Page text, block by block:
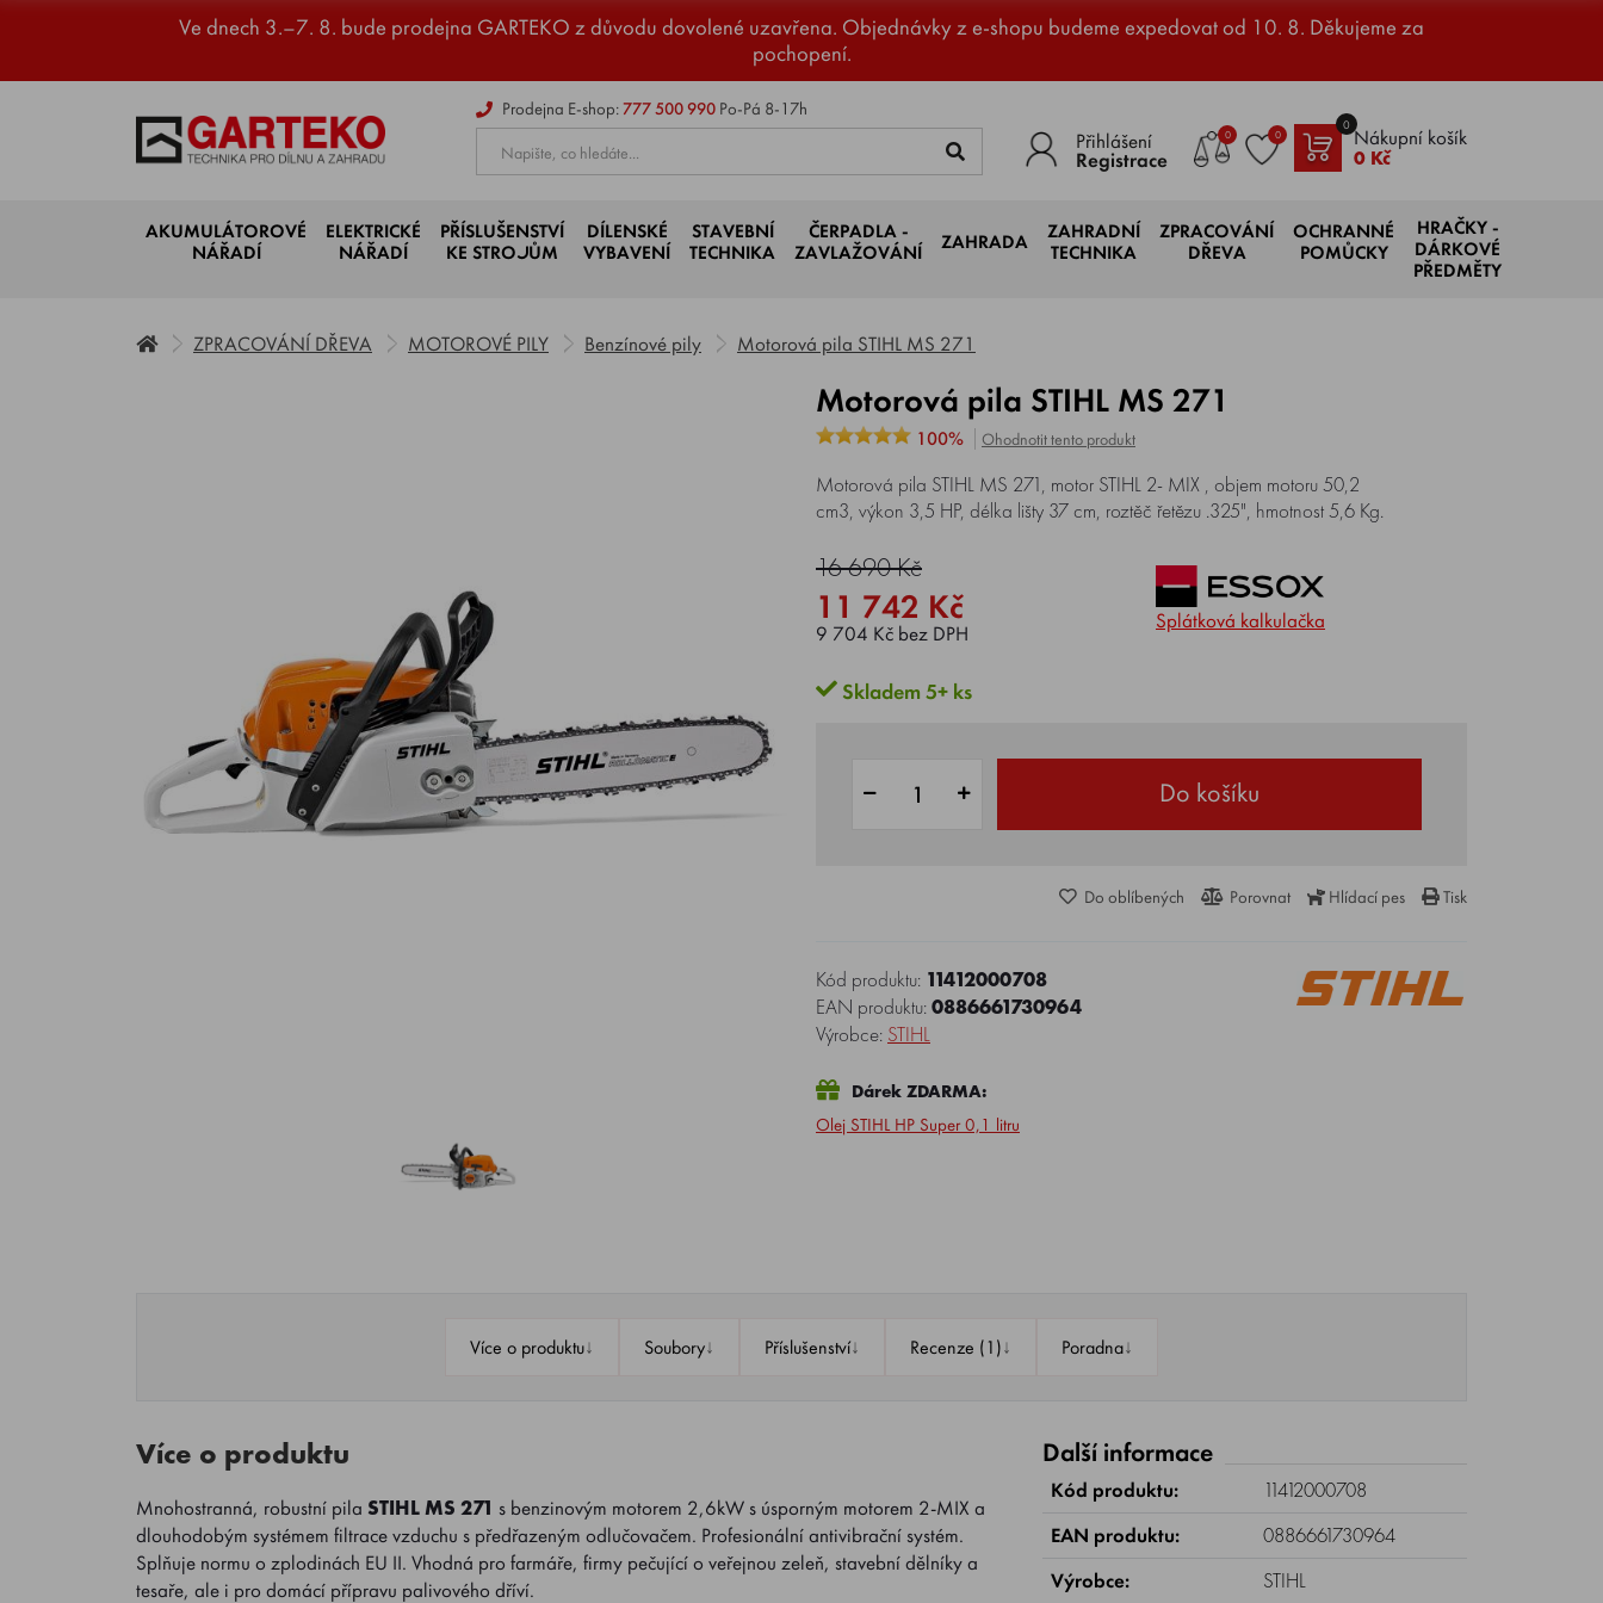
Ve dnech 3.–7. 8. bude prodejna GARTEKO z důvodu dovolené uzavřena. Objednávky z e-shopu budeme expedovat od 10. 8. Děkujeme za
pochopení.
Prodejna E-shop:777 500 990 Po-Pá 8-17h
Přihlášení
Registrace
0 0 Nákupní košík
0 Kč
0
AKUMULÁTOROVÉ
NÁŘADÍ
ELEKTRICKÉ
NÁŘADÍ
PŘÍSLUŠENSTVÍ
KE STROJŮM
DÍLENSKÉ
VYBAVENÍ
STAVEBNÍ
TECHNIKA
ČERPADLA -
ZAVLAŽOVÁNÍ
ZAHRADA
ZAHRADNÍ
TECHNIKA
ZPRACOVÁNÍ
DŘEVA
OCHRANNÉ
POMŮCKY
HRAČKY -
DÁRKOVÉ
PŘEDMĚTY
ZPRACOVÁNÍ DŘEVA MOTOROVÉ PILY Benzínové pily Motorová pila STIHL MS 271
Motorová pila STIHL MS 271
100% Ohodnotit tento produkt
Motorová pila STIHL MS 271, motor STIHL 2- MIX , objem motoru 50,2
cm3, výkon 3,5 HP, délka lišty 37 cm, roztěč řetězu .325", hmotnost 5,6 Kg.
16 690 Kč
11 742 Kč
9 704 Kč bez DPH Splátková kalkulačka
Skladem 5+ ks
Do košíku
Do oblíbených Porovnat Hlídací pes Tisk
Kód produktu: 11412000708
EAN produktu:0886661730964
Výrobce: STIHL
Dárek ZDARMA:
Olej STIHL HP Super 0,1 litru
Více o produktu↓ Soubory↓ Příslušenství↓ Recenze (1)↓ Poradna↓
Více o produktu
Mnohostranná, robustní pila STIHL MS 271 s benzinovým motorem 2,6kW s úsporným motorem 2-MIX a
dlouhodobým systémem filtrace vzduchu s předřazeným odlučovačem. Profesionální antivibrační systém.
Splňuje normu o zplodinách EU II. Vhodná pro farmáře, firmy pečující o veřejnou zeleň, stavební dělníky a
tesaře, ale i pro domácí přípravu palivového dříví.
Další informace
Kód produktu:
11412000708
EAN produktu:
0886661730964
Výrobce:
STIHL